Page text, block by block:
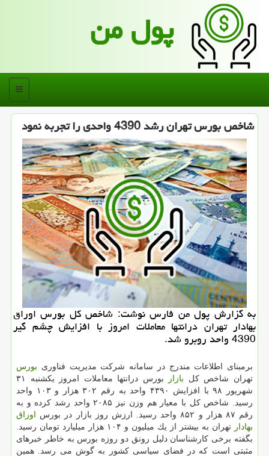
پول من
منو
شاخص بورس تهران رشد 4390 واحدی را تجربه نمود
به گزارش پول من فارس نوشت: شاخص كل بورس اوراق
بهادار تهران درانتها معاملات امروز با افزایش چشم گیر
4390 واحد روبرو شد.
برمبنای اطلاعات مندرج در سامانه شركت مدیریت فناوری بورس
تهران شاخص كل بازار
بورس درانتها معاملات امروز یكشنبه ۳۱
شهریور ۹۸ با افزایش ۴۳۹۰ واحد به رقم ۳۰۲ هزار و ۱۰۳ واحد
رسید. شاخص كل با معیار هم وزن نیز ۲۰۸۵ واحد رشد كرده و به
رقم ۸۷ هزار و ۸۵۲ واحد رسید. ارزش روز بازار در بورس
اوراق
بهادار
تهران به بیشتر از یك میلیون و ۱۰۴ هزار میلیارد تومان رسید.
بگفته برخی كارشناسان دلیل رونق دو روزه بورس به خاطر خبرهای
مثبتی است كه در فضای سیاسی كشور به گوش می رسد. همین